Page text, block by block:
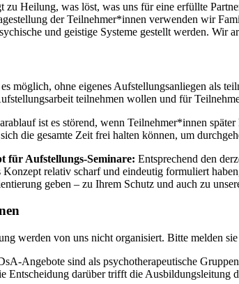
zu Heilung, was löst, was uns für eine erfüllte
der Teilnehmer*innen verwenden wir
und geistige Systeme gestellt werden. Wir
möglich, ohne eigenes Aufstellungsanliegen als
teilnehmen wollen und für
ist es störend, wenn Teilnehmer*innen
die gesamte Zeit frei halten können, um
für Aufstellungs-Seminare: Entsprechend den
Konzept relativ scharf und eindeutig formuliert
geben – zu Ihrem Schutz und auch zu
werden von uns nicht organisiert. Bitte melden
Angebote sind als psychotherapeutische
Entscheidung darüber trifft die